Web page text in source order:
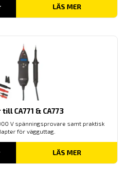
Prisintervall:
till
LÄS MER
CA771 & CA773
V spänningsprovare samt praktisk
för vägguttag.
Prisintervall:
till
LÄS MER